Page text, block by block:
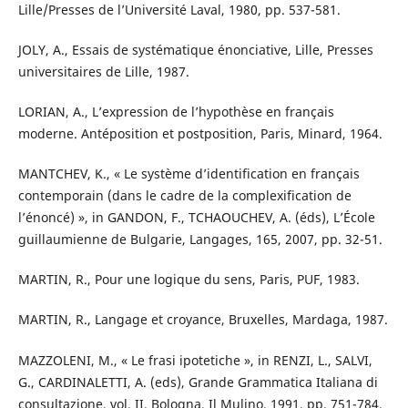
Lille/Presses de l’Université Laval, 1980, pp. 537-581.
JOLY, A., Essais de systématique énonciative, Lille, Presses
universitaires de Lille, 1987.
LORIAN, A., L’expression de l’hypothèse en français
moderne. Antéposition et postposition, Paris, Minard, 1964.
MANTCHEV, K., « Le système d’identification en français
contemporain (dans le cadre de la complexification de
l’énoncé) », in GANDON, F., TCHAOUCHEV, A. (éds), L’École
guillaumienne de Bulgarie, Langages, 165, 2007, pp. 32-51.
MARTIN, R., Pour une logique du sens, Paris, PUF, 1983.
MARTIN, R., Langage et croyance, Bruxelles, Mardaga, 1987.
MAZZOLENI, M., « Le frasi ipotetiche », in RENZI, L., SALVI,
G., CARDINALETTI, A. (eds), Grande Grammatica Italiana di
consultazione, vol. II, Bologna, Il Mulino, 1991, pp. 751-784.